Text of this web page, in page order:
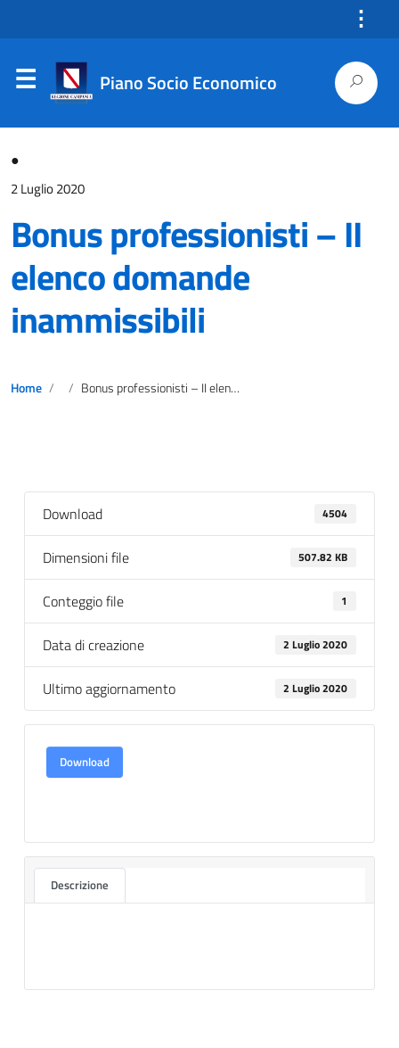
⋮
Piano Socio Economico
●
2 Luglio 2020
Bonus professionisti – II
elenco domande
inammissibili
Home Bonus professionisti – II elenco domande inammissibili
Download 4504
Dimensioni file 507.82 KB
Conteggio file 1
Data di creazione 2 Luglio 2020
Ultimo aggiornamento 2 Luglio 2020
Download
Descrizione